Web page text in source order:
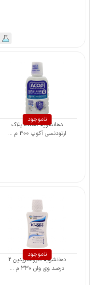
ناموجود
دهانشویه کاهنده پلاک
ارتودنسی آکوپ 300 م ...
ناموجود
دهانشویه کلروهگزیدین 2
درصد وی وان 330 م ...